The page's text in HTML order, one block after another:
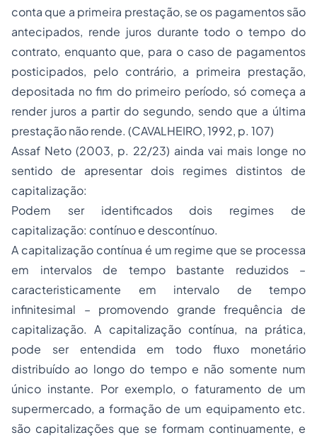
conta que a primeira prestação, se os pagamentos são
antecipados, rende juros durante todo o tempo do
contrato, enquanto que, para o caso de pagamentos
posticipados, pelo contrário, a primeira prestação,
depositada no fim do primeiro período, só começa a
render juros a partir do segundo, sendo que a última
prestação não rende. (CAVALHEIRO, 1992, p. 107)
Assaf Neto (2003, p. 22/23) ainda vai mais longe no
sentido de apresentar dois regimes distintos de
capitalização:
Podem ser identificados dois regimes de
capitalização: contínuo e descontínuo.
A capitalização contínua é um regime que se processa
em intervalos de tempo bastante reduzidos –
caracteristicamente em intervalo de tempo
infinitesimal – promovendo grande frequência de
capitalização. A capitalização contínua, na prática,
pode ser entendida em todo fluxo monetário
distribuído ao longo do tempo e não somente num
único instante. Por exemplo, o faturamento de um
supermercado, a formação de um equipamento etc.
são capitalizações que se formam continuamente, e